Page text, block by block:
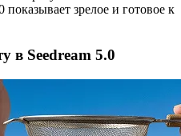
зрелое и готовое к
в Seedream 5.0